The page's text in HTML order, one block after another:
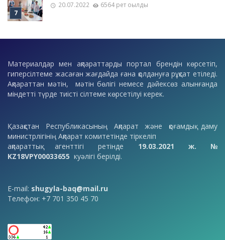
20.07.2022 6564 рет оқылды
Материалдар мен ақпараттарды портал брендін көрсетіп,
гиперсілтеме жасаған жағдайда ғана қолдануға рұқсат етіледі.
Ақпараттан мәтін, мәтін бөлігі немесе дәйексөз алынғанда
міндетті түрде тиісті сілтеме көрсетілуі керек.
Қазақстан Республикасының Ақпарат және қоғамдық даму
министрлігінің Ақпарат комитетінде тіркеліп
ақпараттық агенттігі ретінде 19.03.2021 ж. №
KZ18VPY00033655 куәлігі берілді.
E-mail: shugyla-baq@mail.ru
Телефон: +7 701 350 45 70